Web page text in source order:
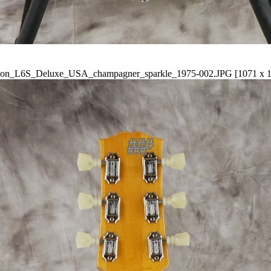
002.JPG [1071 x